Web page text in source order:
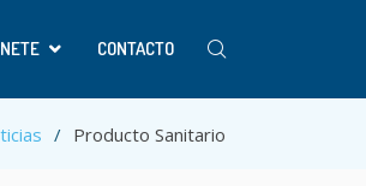
CONTACTO
Producto Sanitario